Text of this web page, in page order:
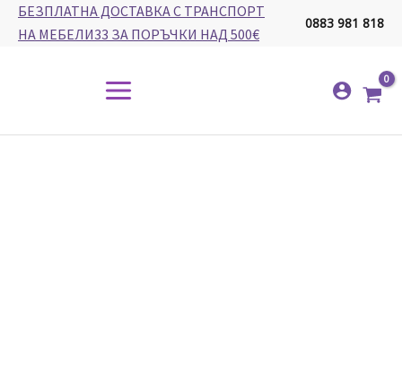
SkipБЕЗПЛАТНА ДОСТАВКА С ТРАНСПОРТ
НА МЕБЕЛИ33 ЗА ПОРЪЧКИ НАД 500€
0883 981 818
Menu